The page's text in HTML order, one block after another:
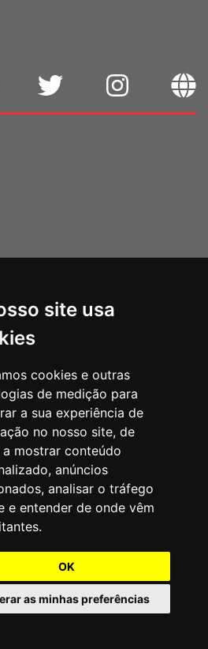
site usa
cookies e outras
de medição para
a sua experiência de
no nosso site, de
mostrar conteúdo
anúncios
analisar o tráfego
e entender de onde vêm
OK
as minhas preferências